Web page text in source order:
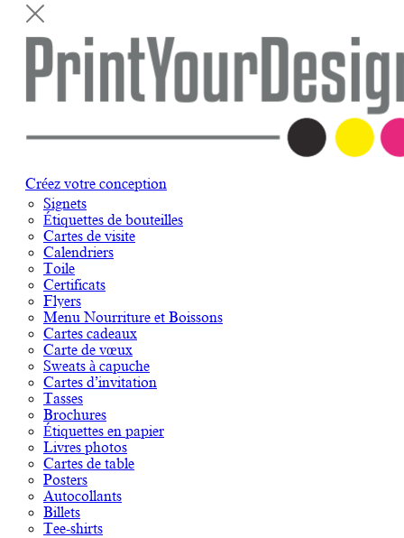
Créez votre conception
Signets
Étiquettes de bouteilles
Cartes de visite
Calendriers
Toile
Certificats
Flyers
Menu Nourriture et Boissons
Cartes cadeaux
Carte de vœux
Sweats à capuche
Cartes d’invitation
Tasses
Brochures
Étiquettes en papier
Livres photos
Cartes de table
Posters
Autocollants
Billets
Tee-shirts